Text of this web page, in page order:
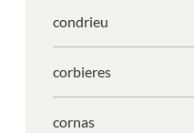
condrieu
corbieres
cornas